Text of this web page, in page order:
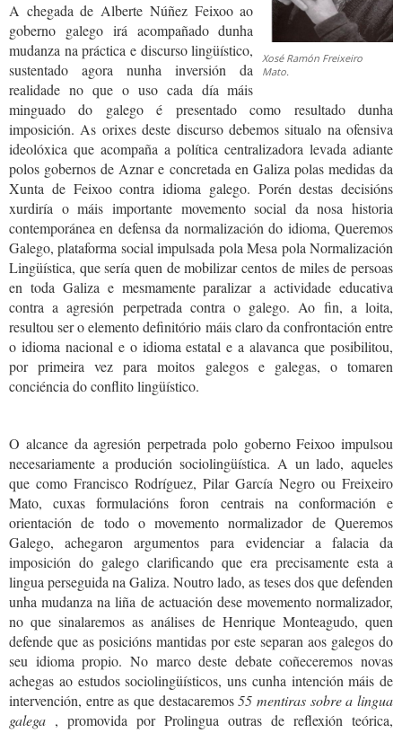
Xosé Ramón Freixeiro
Mato.
A chegada de Alberte Núñez Feixoo ao
goberno galego irá acompañado dunha
mudanza na práctica e discurso lingüístico,
sustentado agora nunha inversión da
realidade no que o uso cada día máis
minguado do galego é presentado como resultado dunha
imposición. As orixes deste discurso debemos situalo na ofensiva
ideolóxica que acompaña a política centralizadora levada adiante
polos gobernos de Aznar e concretada en Galiza polas medidas da
Xunta de Feixoo contra idioma galego. Porén destas decisións
xurdiría o máis importante movemento social da nosa historia
contemporánea en defensa da normalización do idioma, Queremos
Galego, plataforma social impulsada pola Mesa pola Normalización
Lingüística, que sería quen de mobilizar centos de miles de persoas
en toda Galiza e mesmamente paralizar a actividade educativa
contra a agresión perpetrada contra o galego. Ao fin, a loita,
resultou ser o elemento definitório máis claro da confrontación entre
o idioma nacional e o idioma estatal e a alavanca que posibilitou,
por primeira vez para moitos galegos e galegas, o tomaren
conciéncia do conflito lingüístico.
O alcance da agresión perpetrada polo goberno Feixoo impulsou
necesariamente a produción sociolingüística. A un lado, aqueles
que como Francisco Rodríguez, Pilar García Negro ou Freixeiro
Mato, cuxas formulacións foron centrais na conformación e
orientación de todo o movemento normalizador de Queremos
Galego, achegaron argumentos para evidenciar a falacia da
imposición do galego clarificando que era precisamente esta a
lingua perseguida na Galiza. Noutro lado, as teses dos que defenden
unha mudanza na liña de actuación dese movemento normalizador,
no que sinalaremos as análises de Henrique Monteagudo, quen
defende que as posicións mantidas por este separan aos galegos do
seu idioma propio. No marco deste debate coñeceremos novas
achegas ao estudos sociolingüísticos, uns cunha intención máis de
intervención, entre as que destacaremos55 mentiras sobre a lingua
galega , promovida por Prolingua outras de reflexión teórica,